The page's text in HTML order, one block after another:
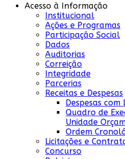
Acesso à Informação
Institucional
Ações e Programas
Participação Social
Dados
Auditorias
Correição
Integridade
Parcerias
Receitas e Despesas
Despesas com
Quadro de
Unidade
Ordem
Licitações e
Concurso